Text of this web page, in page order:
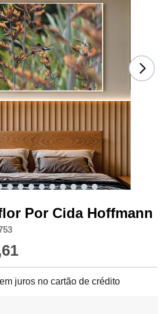
Por Cida Hoffmann
juros no cartão de crédito